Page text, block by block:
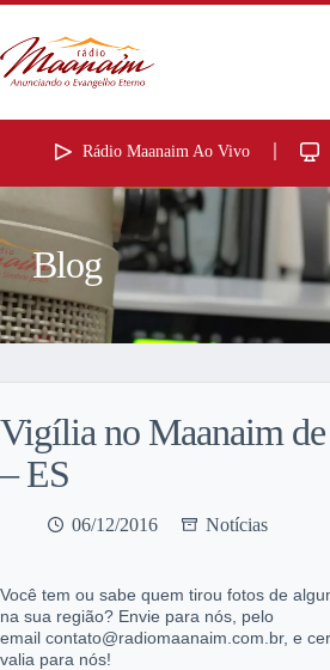
Rádio Maanaim Ao Vivo
Blog
Vigília no Maanaim
– ES
06/12/2016 Notícias
Você tem ou sabe quem tirou fotos de
na sua região? Envie para nós, pelo
email contato@radiomaanaim.com.br, e
valia para nós!